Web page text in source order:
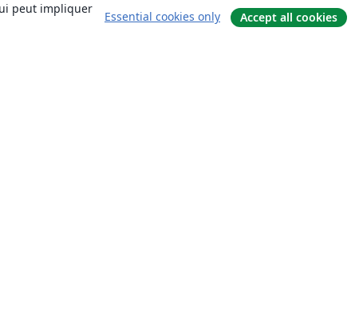
peut impliquer
Essential cookies only Accept all cookies